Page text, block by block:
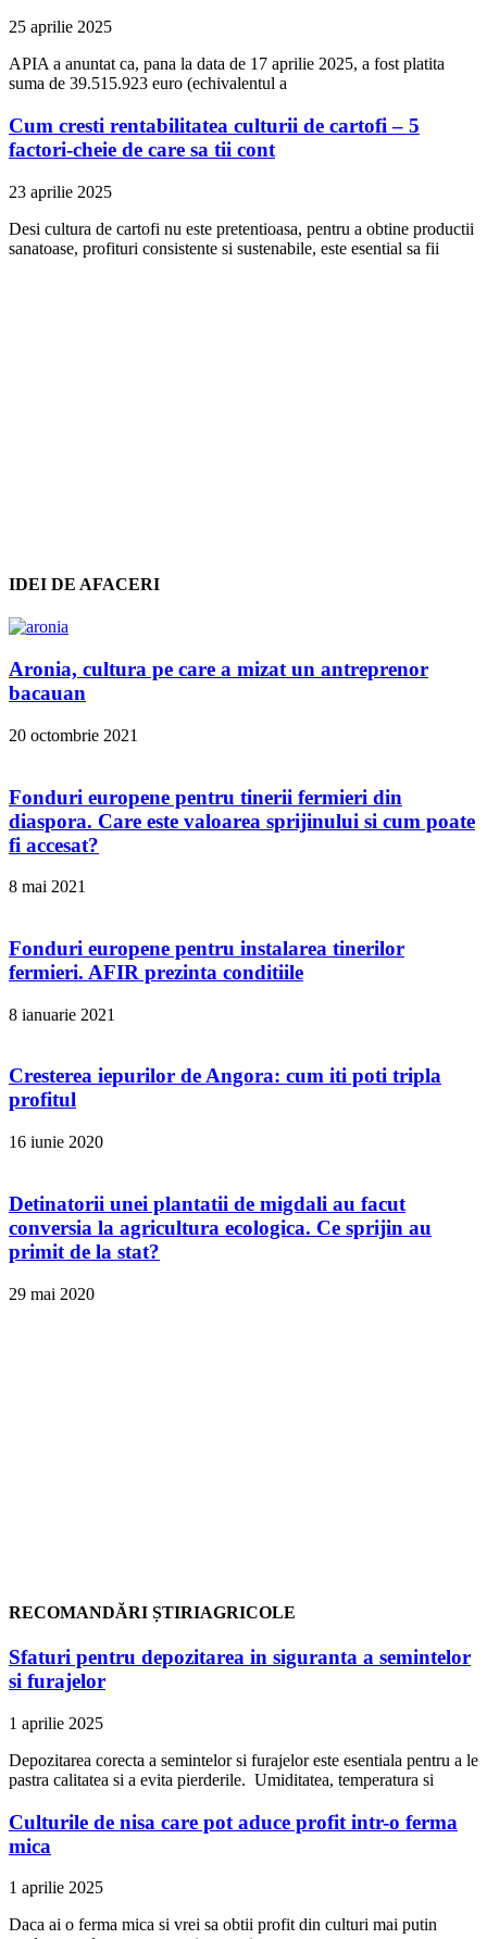
25 aprilie 2025
APIA a anuntat ca, pana la data de 17 aprilie 2025, a fost platita
suma de 39.515.923 euro (echivalentul a
Cum cresti rentabilitatea culturii de cartofi – 5
factori-cheie de care sa tii cont
23 aprilie 2025
Desi cultura de cartofi nu este pretentioasa, pentru a obtine productii
sanatoase, profituri consistente si sustenabile, este esential sa fii
IDEI DE AFACERI
Aronia, cultura pe care a mizat un antreprenor
bacauan
20 octombrie 2021
Fonduri europene pentru tinerii fermieri din
diaspora. Care este valoarea sprijinului si cum poate
fi accesat?
8 mai 2021
Fonduri europene pentru instalarea tinerilor
fermieri. AFIR prezinta conditiile
8 ianuarie 2021
Cresterea iepurilor de Angora: cum iti poti tripla
profitul
16 iunie 2020
Detinatorii unei plantatii de migdali au facut
conversia la agricultura ecologica. Ce sprijin au
primit de la stat?
29 mai 2020
RECOMANDĂRI ȘTIRIAGRICOLE
Sfaturi pentru depozitarea in siguranta a semintelor
si furajelor
1 aprilie 2025
Depozitarea corecta a semintelor si furajelor este esentiala pentru a le
pastra calitatea si a evita pierderile. Umiditatea, temperatura si
Culturile de nisa care pot aduce profit intr-o ferma
mica
1 aprilie 2025
Daca ai o ferma mica si vrei sa obtii profit din culturi mai putin